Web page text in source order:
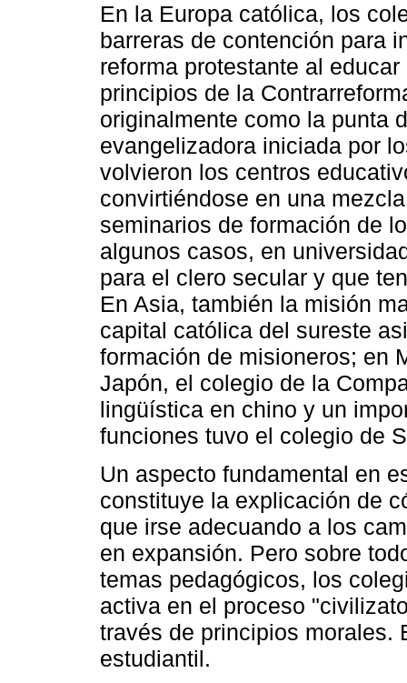
En la Europa católica, los
barreras de contención para
reforma protestante al
principios de la
originalmente como la punta
evangelizadora iniciada por
volvieron los centros
convirtiéndose en una
seminarios de formación de
algunos casos, en
para el clero secular y que
En Asia, también la misión
capital católica del sureste
formación de misioneros; en
Japón, el colegio de la
lingüística en chino y un
funciones tuvo el colegio de
Un aspecto fundamental en
constituye la explicación de
que irse adecuando a los
en expansión. Pero sobre
temas pedagógicos, los
activa en el proceso
través de principios morales.
estudiantil.